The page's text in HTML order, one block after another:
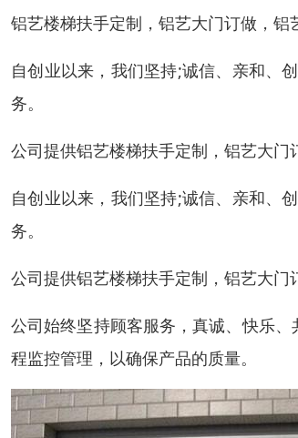
铝艺楼梯扶手定制，铝艺大门订做，铝
自创业以来，我们坚持;诚信、亲和、
务。
公司提供铝艺楼梯扶手定制，铝艺大门
自创业以来，我们坚持;诚信、亲和、
务。
公司提供铝艺楼梯扶手定制，铝艺大门
公司始终坚持顾客服务，真诚、快乐
程监控管理，以确保产品的质量。